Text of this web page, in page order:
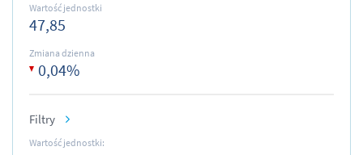
Wartość jednostki
47,85
Zmiana dzienna
0,04%
Filtry